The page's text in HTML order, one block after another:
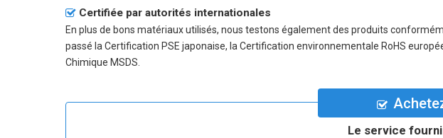
Certifiée par autorités internationales
En plus de bons matériaux utilisés, nous testons également des produits
passé la Certification PSE japonaise, la Certification environnementale RoHS
Chimique MSDS.
Le service